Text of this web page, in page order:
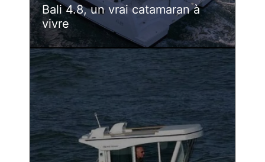
Bali 4.8, un vrai catamaran à
vivre